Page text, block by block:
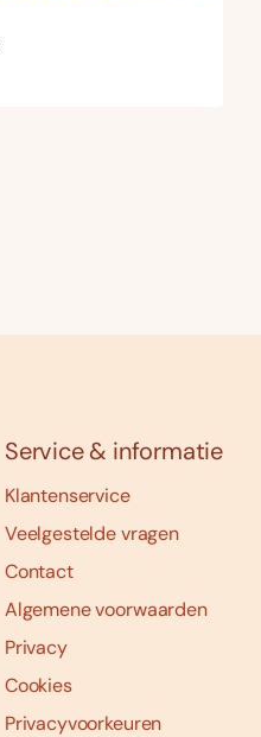
Service & informatie
Klantenservice
Veelgestelde vragen
Contact
Algemene voorwaarden
Privacy
Cookies
Privacyvoorkeuren